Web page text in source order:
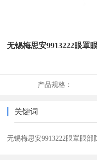
无锡梅思安9913222眼罩
产品规格：
关键词
无锡梅思安9913222眼罩眼部